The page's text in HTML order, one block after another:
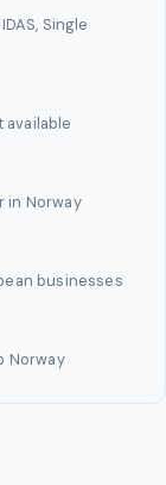
Single
in Norway
businesses
Norway